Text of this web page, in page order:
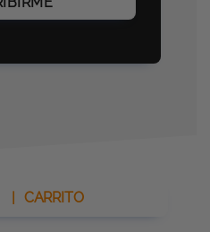
| CARRITO